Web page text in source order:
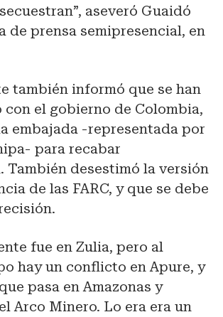
aseveró Guaidó
de prensa semipresencial, en
también informó que se han
con el gobierno de Colombia,
embajada -representada por
para recabar
También desestimó la versión
de las FARC, y que se debe
fue en Zulia, pero al
hay un conflicto en Apure, y
pasa en Amazonas y
Arco Minero. Lo era era un